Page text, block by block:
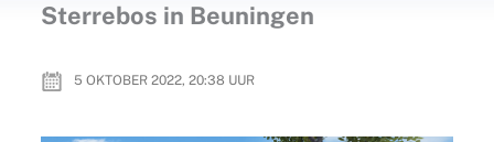
Sterrebos in Beuningen
5 OKTOBER 2022, 20:38 UUR